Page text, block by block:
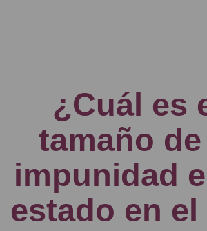
¿Cuál es
tamaño
impunidad
estado en el